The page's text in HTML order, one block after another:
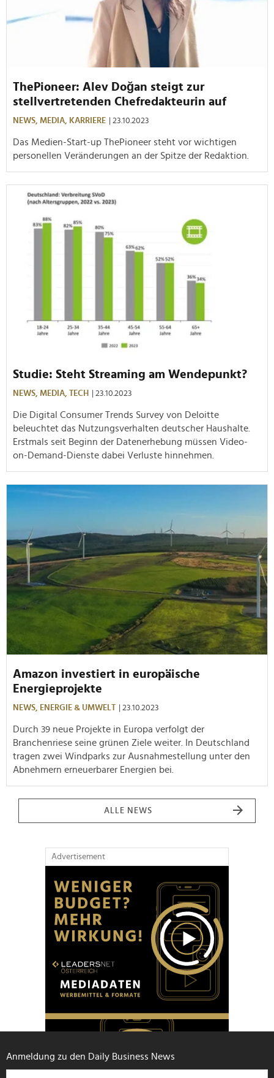
ThePioneer: Alev Doğan steigt zur
stellvertretenden Chefredakteurin auf
NEWS, MEDIA, KARRIERE | 23.10.2023
Das Medien-Start-up ThePioneer steht vor wichtigen
personellen Veränderungen an der Spitze der Redaktion.
Studie: Steht Streaming am Wendepunkt?
NEWS, MEDIA, TECH | 23.10.2023
Die Digital Consumer Trends Survey von Deloitte
beleuchtet das Nutzungsverhalten deutscher Haushalte.
Erstmals seit Beginn der Datenerhebung müssen Video-
on-Demand-Dienste dabei Verluste hinnehmen.
Amazon investiert in europäische
Energieprojekte
NEWS, ENERGIE & UMWELT | 23.10.2023
Durch 39 neue Projekte in Europa verfolgt der
Branchenriese seine grünen Ziele weiter. In Deutschland
tragen zwei Windparks zur Ausnahmestellung unter den
Abnehmern erneuerbarer Energien bei.
ALLE NEWS
Advertisement
Anmeldung zu den Daily Business News